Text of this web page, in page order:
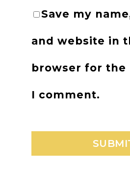
Save my
and website in
browser for the
I comment.